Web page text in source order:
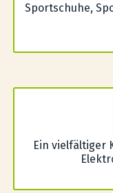
Sportschuhe,
Ein vielfältiger